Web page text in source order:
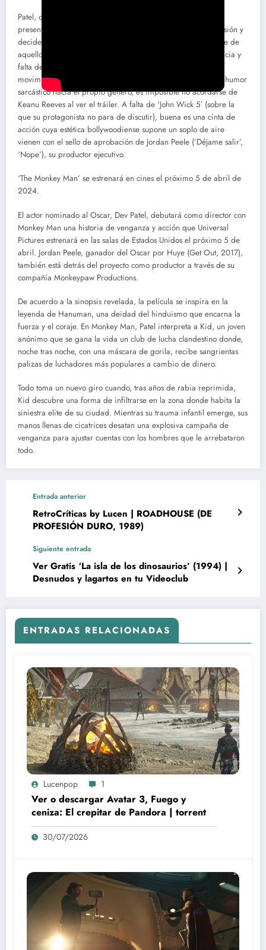
Patel, director, guionista y productor de ‘Monkey Man’, nos
presenta la historia de un hombre que acaba de salir de prisión y
decide arreglar el mundo a su manera, es decir, vengándose de
aquellos que dieron con él entre rejas y combatiendo la codicia y
falta de moralidad con patadas y galletas. Por colores, por
movimientos de cámara, por coreografías y hasta por cierto humor
sarcástico hacia el propio género, es imposible no acordarse de
Keanu Reeves al ver el tráiler. A falta de ‘John Wick 5′ (sobre la
que su protagonista no para de discutir), buena es una cinta de
acción cuya estética bollywoodiense supone un soplo de aire
vienen con el sello de aprobación de Jordan Peele (’Déjame salir’,
‘Nope’), su productor ejecutivo.
‘The Monkey Man’ se estrenará en cines el próximo 5 de abril de
2024.
El actor nominado al Oscar, Dev Patel, debutará como director con
Monkey Man una historia de venganza y acción que Universal
Pictures estrenará en las salas de Estados Unidos el próximo 5 de
abril. Jordan Peele, ganador del Oscar por Huye (Get Out, 2017),
también está detrás del proyecto como productor a través de su
compañía Monkeypaw Productions.
De acuerdo a la sinopsis revelada, la película se inspira en la
leyenda de Hanuman, una deidad del hinduismo que encarna la
fuerza y el coraje. En Monkey Man, Patel interpreta a Kid, un joven
anónimo que se gana la vida un club de lucha clandestino donde,
noche tras noche, con una máscara de gorila, recibe sangrientas
palizas de luchadores más populares a cambio de dinero.
Todo toma un nuevo giro cuando, tras años de rabia reprimida,
Kid descubre una forma de infiltrarse en la zona donde habita la
siniestra elite de su ciudad. Mientras su trauma infantil emerge, sus
manos llenas de cicatrices desatan una explosiva campaña de
venganza para ajustar cuentas con los hombres que le arrebataron
todo.
Entrada anterior
RetroCríticas by Lucen | ROADHOUSE (DE
PROFESIÓN DURO, 1989)
Siguiente entrada
Ver Gratis ‘La isla de los dinosaurios’ (1994) |
Desnudos y lagartos en tu Videoclub
ENTRADAS RELACIONADAS
Lucenpop 1
Ver o descargar Avatar 3, Fuego y
ceniza: El crepitar de Pandora | torrent
30/07/2026